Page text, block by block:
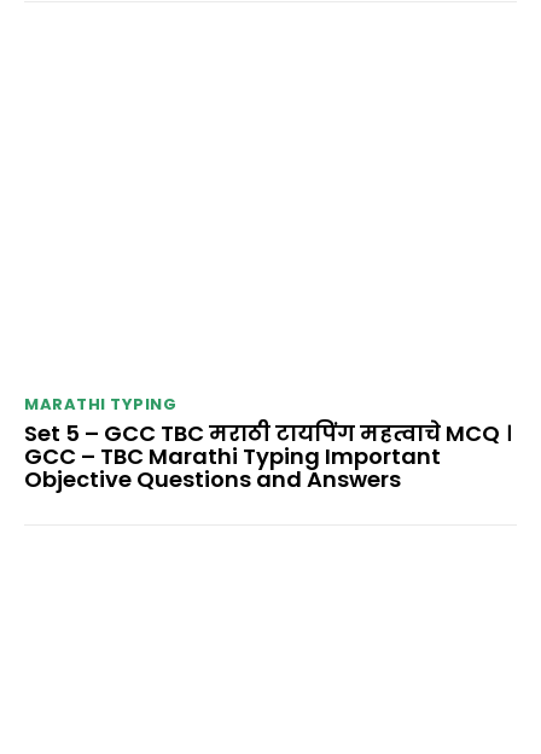
MARATHI TYPING
Set 5 – GCC TBC मराठी टायपिंग महत्वाचे MCQ ।
GCC – TBC Marathi Typing Important
Objective Questions and Answers